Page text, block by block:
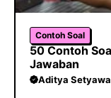
Contoh Soal
50 Contoh
Jawaban
Aditya